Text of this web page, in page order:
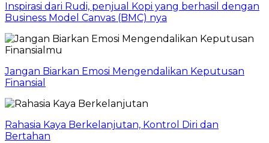
Inspirasi dari Rudi, penjual Kopi yang berhasil dengan
Business Model Canvas (BMC) nya
Jangan Biarkan Emosi Mengendalikan Keputusan
Finansial
Rahasia Kaya Berkelanjutan, Kontrol Diri dan
Bertahan